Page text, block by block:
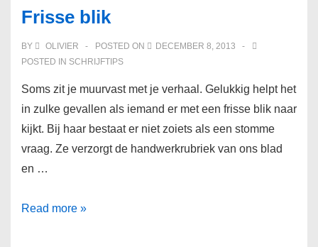
Frisse blik
BY OLIVIER POSTED ON
DECEMBER 8, 2013
POSTED IN SCHRIJFTIPS
Soms zit je muurvast met je verhaal. Gelukkig helpt het
in zulke gevallen als iemand er met een frisse blik naar
kijkt. Bij haar bestaat er niet zoiets als een stomme
vraag. Ze verzorgt de handwerkrubriek van ons blad
en …
Frisse
Read more »